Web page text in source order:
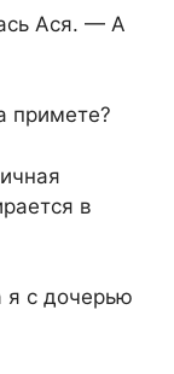
Ася. — А
примете?
в
я с дочерью